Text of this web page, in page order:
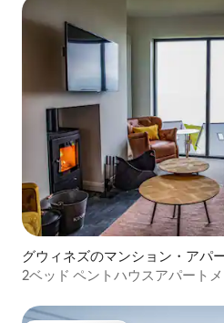
グウィネズのマンション・アパ
2ベッド ペントハウスアパートメ